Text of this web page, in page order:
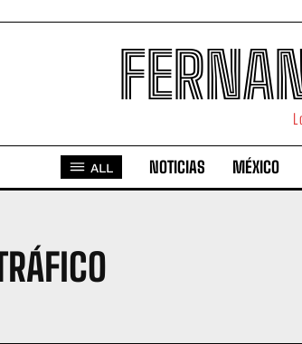
ALL NOTICIAS MÉXICO